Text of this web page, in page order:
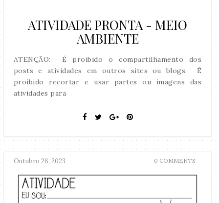
ATIVIDADE PRONTA - MEIO
AMBIENTE
ATENÇÃO: É proibido o compartilhamento dos
posts e atividades em outros sites ou blogs; É
proibido recortar e usar partes ou imagens das
atividades para
Outubro 26, 2023 0 COMMENTS